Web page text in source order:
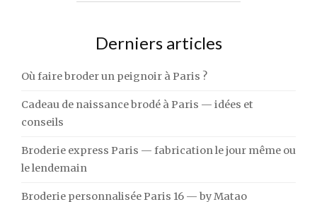
Derniers articles
Où faire broder un peignoir à Paris ?
Cadeau de naissance brodé à Paris — idées et
conseils
Broderie express Paris — fabrication le jour même ou
le lendemain
Broderie personnalisée Paris 16 — by Matao